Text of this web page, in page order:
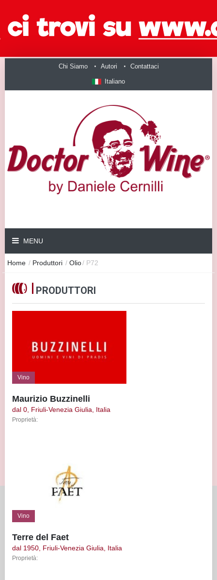
Chi Siamo Autori Contattaci
Italiano
MENU
Home / Produttori / Olio/ P72
PRODUTTORI
Vino
Maurizio Buzzinelli
dal 0, Friuli-Venezia Giulia, Italia
Proprietà:
Vino
Terre del Faet
dal 1950, Friuli-Venezia Giulia, Italia
Proprietà: